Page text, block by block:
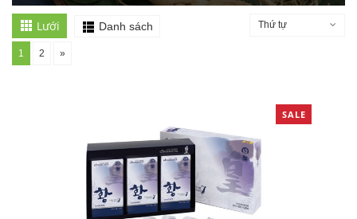
Lưới Danh sách Thứ tự
1 2 »
SALE